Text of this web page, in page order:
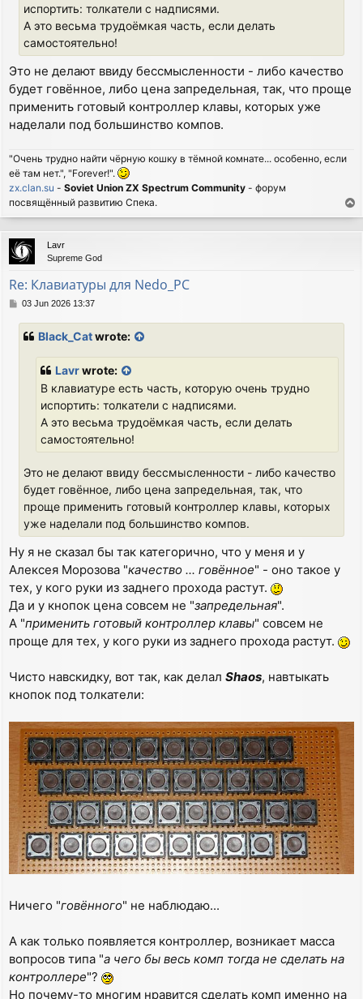
испортить: толкатели с надписями.
А это весьма трудоёмкая часть, если делать
самостоятельно!
Это не делают ввиду бессмысленности - либо качество
будет говённое, либо цена запредельная, так, что проще
применить готовый контроллер клавы, которых уже
наделали под большинство компов.
"Очень трудно найти чёрную кошку в тёмной комнате... особенно, если
её там нет.", "Forever!".
zx.clan.su - Soviet Union ZX Spectrum Community - форум
посвящённый развитию Спека.
o
p
Lavr
Supreme God
Re: Клавиатуры для Nedo_PC
P03 Jun 2026 13:37
Black_Catwrote:
Lavrwrote:
В клавиатуре есть часть, которую очень трудно
испортить: толкатели с надписями.
А это весьма трудоёмкая часть, если делать
самостоятельно!
Это не делают ввиду бессмысленности - либо качество
будет говённое, либо цена запредельная, так, что
проще применить готовый контроллер клавы, которых
уже наделали под большинство компов.
Ну я не сказал бы так категорично, что у меня и у
Алексея Морозова "качество ... говённое" - оно такое у
тех, у кого руки из заднего прохода растут.
Да и у кнопок цена совсем не "запредельная".
А "применить готовый контроллер клавы" совсем не
проще для тех, у кого руки из заднего прохода растут.
Чисто навскидку, вот так, как делал Shaos, навтыкать
кнопок под толкатели:
Ничего "говённого" не наблюдаю...
А как только появляется контроллер, возникает масса
вопросов типа "а чего бы весь комп тогда не сделать на
контроллере"?
Но почему-то многим нравится сделать комп именно на